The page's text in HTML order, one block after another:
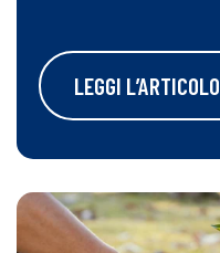
LEGGI L’ARTICOLO